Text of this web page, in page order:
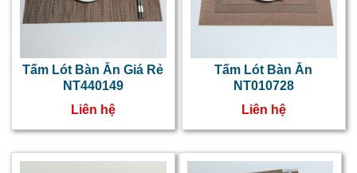
Tấm Lót Bàn Ăn Giá Rẻ
NT440149
Liên hệ
Tấm Lót Bàn Ăn
NT010728
Liên hệ